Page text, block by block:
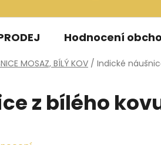
KOŠÍK
Hodnocení
MOSAZ, BÍLÝ KOV / Indické
z bílého